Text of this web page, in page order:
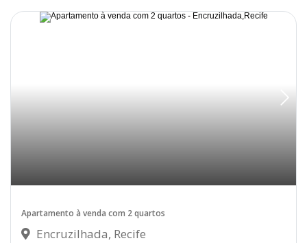
Apartamento à venda com 2 quartos
Encruzilhada, Recife